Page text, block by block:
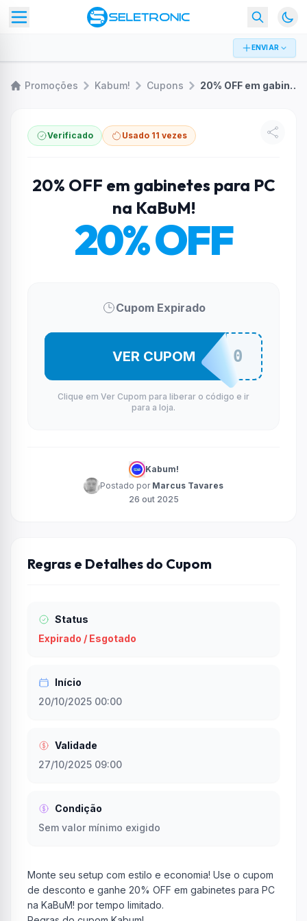
ENVIAR
Promoções Kabum! Cupons 20% OFF em gabinetes para PC na KaBuM!
Verificado Usado 11 vezes
20% OFF em gabinetes para PC
na KaBuM!
20% OFF
Cupom Expirado
GABINETE20
VER CUPOM
Clique em Ver Cupom para liberar o código e ir
para a loja.
Kabum!
Postado por Marcus Tavares
26 out 2025
Regras e Detalhes do Cupom
Status
Expirado / Esgotado
Início
20/10/2025 00:00
Validade
27/10/2025 09:00
Condição
Sem valor mínimo exigido
Monte seu setup com estilo e economia! Use o cupom
de desconto e ganhe 20% OFF em gabinetes para PC
na KaBuM! por tempo limitado.